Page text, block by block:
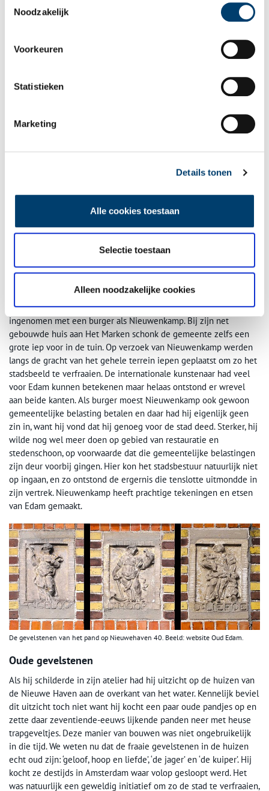
Noodzakelijk
Voorkeuren
Statistieken
Marketing
Details tonen
Alle cookies toestaan
Selectie toestaan
Alleen noodzakelijke cookies
Huis met de Zwaan, het woonhuis van Nieuwenkamp aan de Voorhaven. Beeld:
rijksmonumenten.nl
Blij met Nieuwenkamp
Burgemeester Calkoen en wethouder Tuyn waren zeer
ingenomen met een burger als Nieuwenkamp. Bij zijn net
gebouwde huis aan Het Marken schonk de gemeente zelfs een
grote iep voor in de tuin. Op verzoek van Nieuwenkamp werden
langs de gracht van het gehele terrein iepen geplaatst om zo het
stadsbeeld te verfraaien. De internationale kunstenaar had veel
voor Edam kunnen betekenen maar helaas ontstond er wrevel
aan beide kanten. Als burger moest Nieuwenkamp ook gewoon
gemeentelijke belasting betalen en daar had hij eigenlijk geen
zin in, want hij vond dat hij genoeg voor de stad deed. Sterker, hij
wilde nog wel meer doen op gebied van restauratie en
stedenschoon, op voorwaarde dat die gemeentelijke belastingen
zijn deur voorbij gingen. Hier kon het stadsbestuur natuurlijk niet
op ingaan, en zo ontstond de ergernis die tenslotte uitmondde in
zijn vertrek. Nieuwenkamp heeft prachtige tekeningen en etsen
van Edam gemaakt.
De gevelstenen van het pand op Nieuwehaven 40. Beeld: website Oud Edam.
Oude gevelstenen
Als hij schilderde in zijn atelier had hij uitzicht op de huizen van
de Nieuwe Haven aan de overkant van het water. Kennelijk beviel
dit uitzicht toch niet want hij kocht een paar oude pandjes op en
zette daar zeventiende-eeuws lijkende panden neer met heuse
trapgeveltjes. Deze manier van bouwen was niet ongebruikelijk
in die tijd. We weten nu dat de fraaie gevelstenen in de huizen
echt oud zijn: ‘geloof, hoop en liefde’, ‘de jager’ en ‘de kuiper’. Hij
kocht ze destijds in Amsterdam waar volop gesloopt werd. Het
was natuurlijk een geweldig initiatief om zo de stad te verfraaien,